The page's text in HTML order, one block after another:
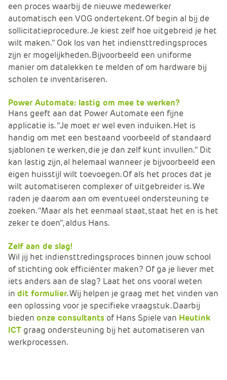
een proces waarbij de nieuwe medewerker
automatisch een VOG ondertekent. Of begin al bij de
sollicitatieprocedure. Je kiest zelf hoe uitgebreid je het
wilt maken.’’ Ook los van het indiensttredingsproces
zijn er mogelijkheden. Bijvoorbeeld een uniforme
manier om datalekken te melden of om hardware bij
scholen te inventariseren.
Power Automate: lastig om mee te werken?
Hans geeft aan dat Power Automate een fijne
applicatie is. ‘’Je moet er wel even induiken. Het is
handig om met een bestaand voorbeeld of standaard
sjablonen te werken, die je dan zelf kunt invullen.’’ Dit
kan lastig zijn, al helemaal wanneer je bijvoorbeeld een
eigen huisstijl wilt toevoegen. Of als het proces dat je
wilt automatiseren complexer of uitgebreider is. We
raden je daarom aan om eventueel ondersteuning te
zoeken. ‘’Maar als het eenmaal staat, staat het en is het
zeker te doen’’, aldus Hans.
Zelf aan de slag!
Wil jij het indiensttredingsproces binnen jouw school
of stichting ook efficiënter maken? Of ga je liever met
iets anders aan de slag? Laat het ons vooral weten
in dit formulier. Wij helpen je graag met het vinden van
een oplossing voor je specifieke vraagstuk. Daarbij
bieden onze consultants of Hans Spiele van Heutink
ICT graag ondersteuning bij het automatiseren van
werkprocessen.